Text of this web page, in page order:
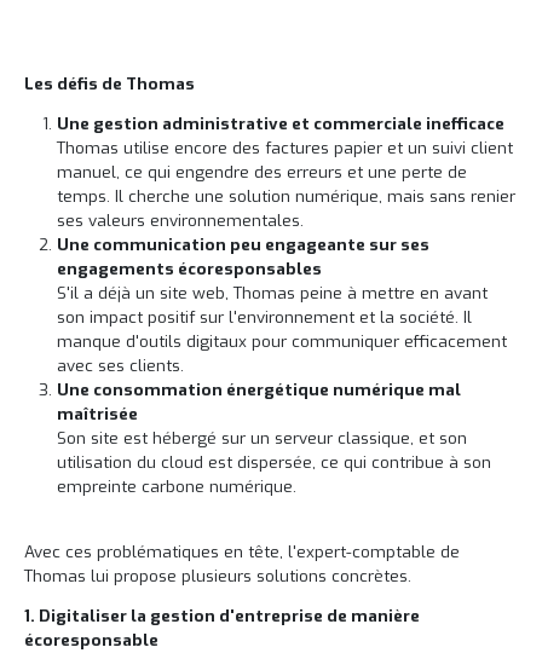
Les défis de Thomas
Une gestion administrative et commerciale inefficace
Thomas utilise encore des factures papier et un suivi client
manuel, ce qui engendre des erreurs et une perte de
temps. Il cherche une solution numérique, mais sans renier
ses valeurs environnementales.
Une communication peu engageante sur ses
engagements écoresponsables
S'il a déjà un site web, Thomas peine à mettre en avant
son impact positif sur l'environnement et la société. Il
manque d'outils digitaux pour communiquer efficacement
avec ses clients.
Une consommation énergétique numérique mal
maîtrisée
Son site est hébergé sur un serveur classique, et son
utilisation du cloud est dispersée, ce qui contribue à son
empreinte carbone numérique.
Avec ces problématiques en tête, l'expert-comptable de
Thomas lui propose plusieurs solutions concrètes.
1. Digitaliser la gestion d'entreprise de manière
écoresponsable